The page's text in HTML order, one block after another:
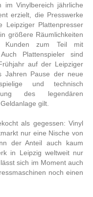
Vinylbereich jährliche
erzielt, die Presswerke
Leipziger Plattenpresser
größere Räumlichkeiten
Kunden zum Teil mit
Plattenspieler sind
auf der Leipziger
Jahren Pause der neue
und technisch
des legendären
gilt.
als gegessen: Vinyl
nur eine Nische von
der Anteil auch kaum
in Leipzig weltweit nur
sich im Moment auch
noch einen